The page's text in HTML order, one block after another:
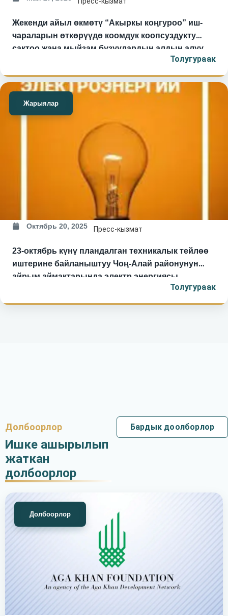
Жекенди айыл өкмөтү “Акыркы коңгуроо” иш-
чараларын өткөрүүдө коомдук коопсуздукту
сактоо жана мыйзам бузуулардын алдын алуу
боюнча жарандарды жоопкерчиликке чакырат.
Толугураак
Жарыялар
Октябрь 20, 2025 Пресс-кызмат
23-октябрь күнү пландалган техникалык тейлөө
иштерине байланыштуу Чоң-Алай районунун
айрым аймактарында электр энергиясы
Толугураак
Долбоорлор
Ишке ашырылып
жаткан
долбоорлор
Бардык доолборлор
Долбоорлор